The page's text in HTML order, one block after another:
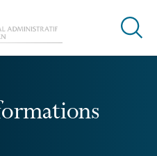
Ouvrir